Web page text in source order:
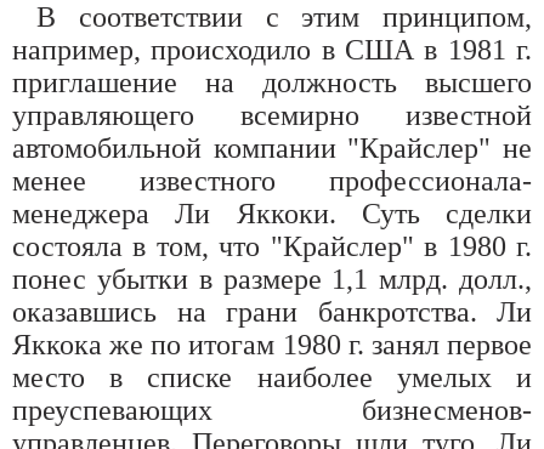
В соответствии с этим принципом,
например, происходило в США в 1981 г.
приглашение на должность высшего
управляющего всемирно известной
автомобильной компании "Крайслер" не
менее известного профессионала-
менеджера Ли Яккоки. Суть сделки
состояла в том, что "Крайслер" в 1980 г.
понес убытки в размере 1,1 млрд. долл.,
оказавшись на грани банкротства. Ли
Яккока же по итогам 1980 г. занял первое
место в списке наиболее умелых и
преуспевающих бизнесменов-